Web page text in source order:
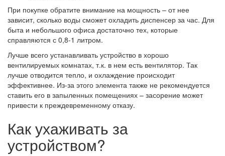
При покупке обратите внимание на мощность – от нее
зависит, сколько воды сможет охладить диспенсер за час. Для
быта и небольшого офиса достаточно тех, которые
справляются с 0,8-1 литром.
Лучше всего устанавливать устройство в хорошо
вентилируемых комнатах, т.к. в нем есть вентилятор. Так
лучше отводится тепло, и охлаждение происходит
эффективнее. Из-за этого элемента также не рекомендуется
ставить его в запыленных помещениях – засорение может
привести к преждевременному отказу.
Как ухаживать за
устройством?